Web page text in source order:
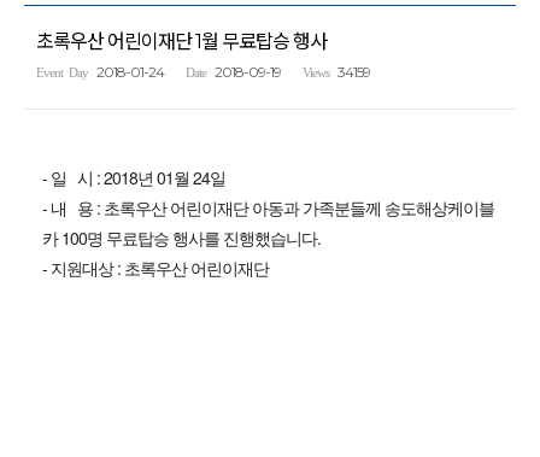
초록우산 어린이재단 1월 무료탑승 행사
Event Day 2018-01-24 Date 2018-09-19 Views 34159
- 일 시 : 2018년 01월 24일
- 내 용 : 초록우산 어린이재단 아동과 가족분들께 송도해상케이블
카 100명 무료탑승 행사를 진행했습니다.
- 지원대상 : 초록우산 어린이재단